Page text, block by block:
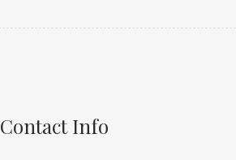
Contact Info